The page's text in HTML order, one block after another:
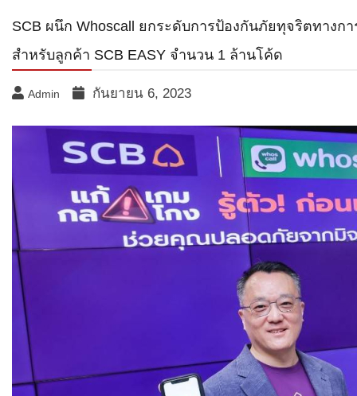
SCB ผนึก Whoscall ยกระดับการป้องกันภัยทุจริตทางก
สำหรับลูกค้า SCB EASY จำนวน 1 ล้านโค้ด
Admin กันยายน 6, 2023